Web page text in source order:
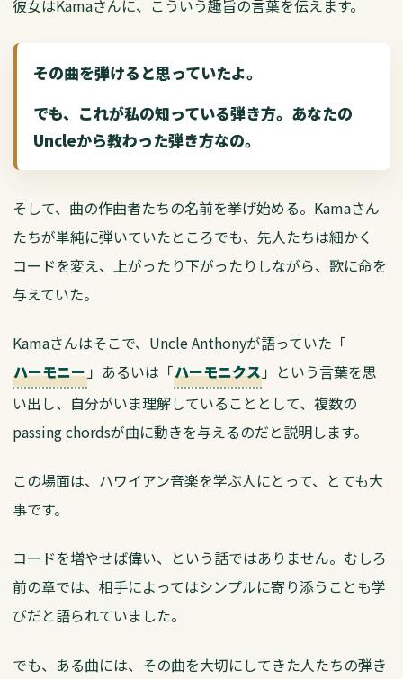
彼女はKamaさんに、こういう趣旨の言葉を伝えます。
その曲を弾けると思っていたよ。
でも、これが私の知っている弾き方。あなたの
Uncleから教わった弾き方なの。
そして、曲の作曲者たちの名前を挙げ始める。Kamaさん
たちが単純に弾いていたところでも、先人たちは細かく
コードを変え、上がったり下がったりしながら、歌に命を
与えていた。
Kamaさんはそこで、Uncle Anthonyが語っていた「
ハーモニー」あるいは「ハーモニクス 」という言葉を思
い出し、自分がいま理解していることとして、複数の
passing chordsが曲に動きを与えるのだと説明します。
この場面は、ハワイアン音楽を学ぶ人にとって、とても大
事です。
コードを増やせば偉い、という話ではありません。むしろ
前の章では、相手によってはシンプルに寄り添うことも学
びだと語られていました。
でも、ある曲には、その曲を大切にしてきた人たちの弾き